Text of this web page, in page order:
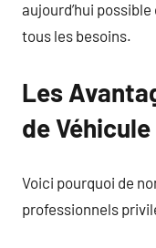
aujourd’hui
tous les besoins.
Les
de Véhicule
Voici pourquoi de
professionnels